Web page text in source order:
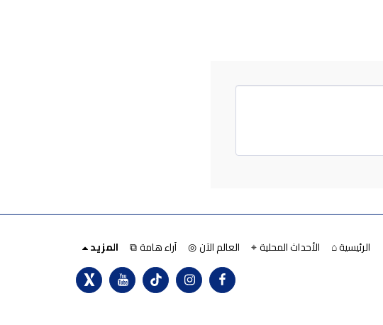
الرئيسية ⌂ الأحداث المحلية ⌖ العالم الآن ◎ آراء هامة ⧉ المزيد